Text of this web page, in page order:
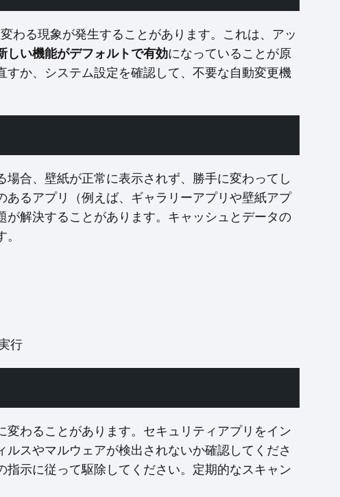
わる現象が発生することがあります。これは、アッ
しい機能がデフォルトで有効になっていることが原
か、システム設定を確認して、不要な自動変更機
合、壁紙が正常に表示されず、勝手に変わってし
るアプリ（例えば、ギャラリーアプリや壁紙アプ
が解決することがあります。キャッシュとデータの
行
変わることがあります。セキュリティアプリをイン
ルスやマルウェアが検出されないか確認してくださ
示に従って駆除してください。定期的なスキャン